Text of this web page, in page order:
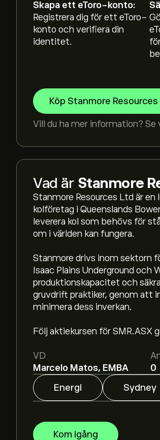
Skapa ett eToro-konto:
Registrera dig för ett eToro-
konto och verifiera din
identitet.
Köp Stanmore Resources
Vill du ha mer information? Se
Vad är Stanmore
Stanmore Resources Ltd är
kolföretag i Queenslands
leverera kol som behövs för
om i världen kan fungera.
Stanmore drivs inom sektorn
Isaac Plains Underground och
produktionskapacitet och
gruvdrift praktiker, genom att
minimera dess inverkan.
Följ aktiekursen för SMR.ASX
VD
Marcelo Matos, EMBA
0
Energi
Sydney
Kom igång
Aktiekursen live för SMR.ASX
Det genomsnittliga kursmålet
Aktieanalytiker erbjuder
marknadstrender, finansiella
framtida prisrörelser.